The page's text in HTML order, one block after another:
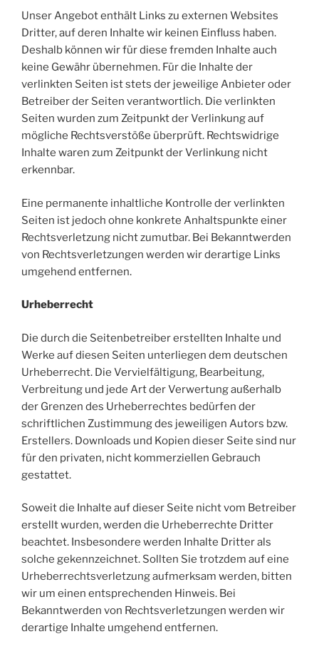
Unser Angebot enthält Links zu externen Websites
Dritter, auf deren Inhalte wir keinen Einfluss haben.
Deshalb können wir für diese fremden Inhalte auch
keine Gewähr übernehmen. Für die Inhalte der
verlinkten Seiten ist stets der jeweilige Anbieter oder
Betreiber der Seiten verantwortlich. Die verlinkten
Seiten wurden zum Zeitpunkt der Verlinkung auf
mögliche Rechtsverstöße überprüft. Rechtswidrige
Inhalte waren zum Zeitpunkt der Verlinkung nicht
erkennbar.
Eine permanente inhaltliche Kontrolle der verlinkten
Seiten ist jedoch ohne konkrete Anhaltspunkte einer
Rechtsverletzung nicht zumutbar. Bei Bekanntwerden
von Rechtsverletzungen werden wir derartige Links
umgehend entfernen.
Urheberrecht
Die durch die Seitenbetreiber erstellten Inhalte und
Werke auf diesen Seiten unterliegen dem deutschen
Urheberrecht. Die Vervielfältigung, Bearbeitung,
Verbreitung und jede Art der Verwertung außerhalb
der Grenzen des Urheberrechtes bedürfen der
schriftlichen Zustimmung des jeweiligen Autors bzw.
Erstellers. Downloads und Kopien dieser Seite sind nur
für den privaten, nicht kommerziellen Gebrauch
gestattet.
Soweit die Inhalte auf dieser Seite nicht vom Betreiber
erstellt wurden, werden die Urheberrechte Dritter
beachtet. Insbesondere werden Inhalte Dritter als
solche gekennzeichnet. Sollten Sie trotzdem auf eine
Urheberrechtsverletzung aufmerksam werden, bitten
wir um einen entsprechenden Hinweis. Bei
Bekanntwerden von Rechtsverletzungen werden wir
derartige Inhalte umgehend entfernen.